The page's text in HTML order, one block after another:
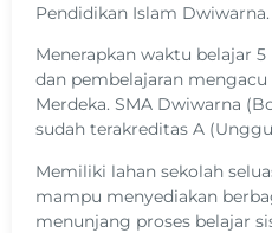
Pendidikan Islam Dwiwarna.
Menerapkan waktu belajar
dan pembelajaran
Merdeka. SMA Dwiwarna
sudah terakreditas A
Memiliki lahan sekolah
mampu menyediakan
menunjang proses belajar